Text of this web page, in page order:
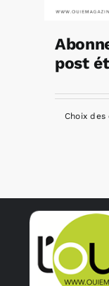
post
Choix des